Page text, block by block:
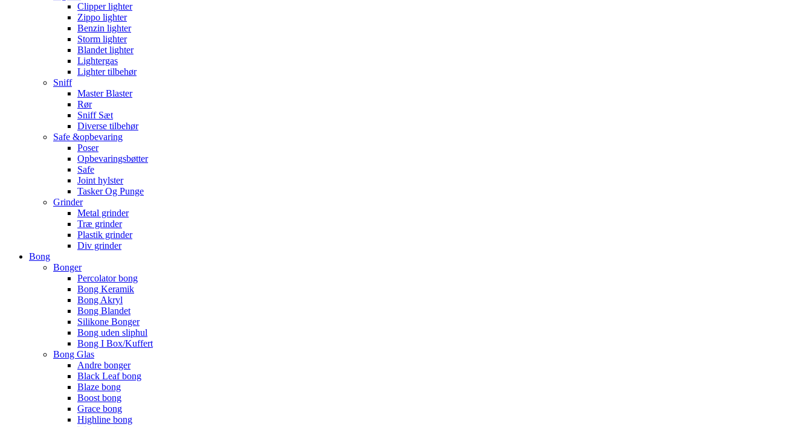
Clipper lighter
Zippo lighter
Benzin lighter
Storm lighter
Blandet lighter
Lightergas
Lighter tilbehør
Sniff
Master Blaster
Rør
Sniff Sæt
Diverse tilbehør
Safe &opbevaring
Poser
Opbevaringsbøtter
Safe
Joint hylster
Tasker Og Punge
Grinder
Metal grinder
Træ grinder
Plastik grinder
Div grinder
Bong
Bonger
Percolator bong
Bong Keramik
Bong Akryl
Bong Blandet
Silikone Bonger
Bong uden sliphul
Bong I Box/Kuffert
Bong Glas
Andre bonger
Black Leaf bong
Blaze bong
Boost bong
Grace bong
Highline bong